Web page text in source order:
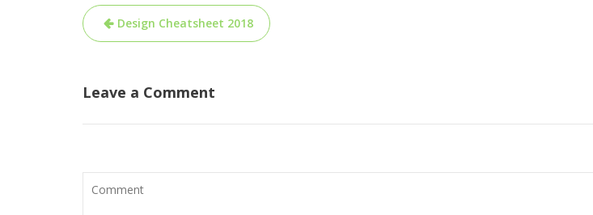
Post
navigation
Design Cheatsheet 2018
Leave a Comment